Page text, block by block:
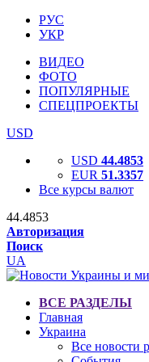
РУС
УКР
ВИДЕО
ФОТО
ПОПУЛЯРНЫЕ
СПЕЦПРОЕКТЫ
USD
USD 44.4853
EUR 51.3357
Все курсы валют
44.4853
Авторизация
Поиск
UA
ВСЕ РАЗДЕЛЫ
Главная
Украина
Все новости